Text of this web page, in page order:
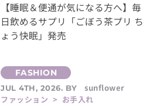
【睡眠＆便通が気になる方へ】毎
日飲めるサプリ「ごぼう茶プリ ち
ょう快眠」発売
JUL 4TH, 2026. BY
sunflower
ファッション > お手入れ